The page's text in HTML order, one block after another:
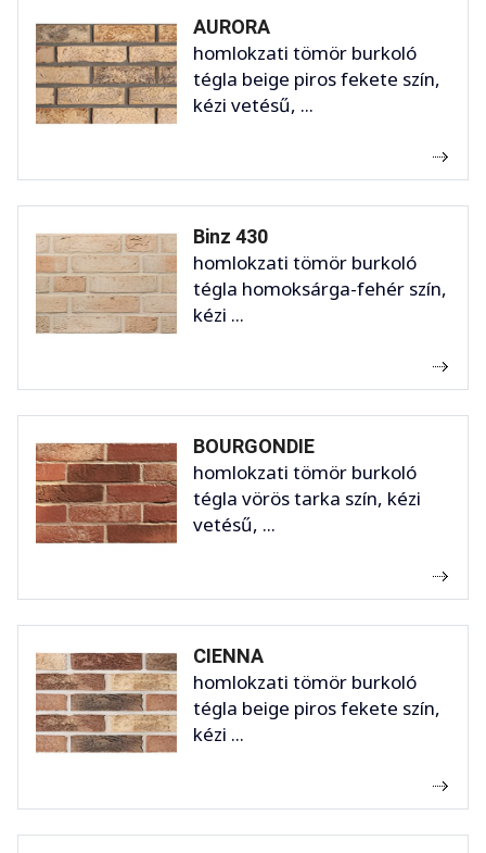
AURORA
homlokzati tömör burkoló
tégla beige piros fekete szín,
kézi vetésű, ...
Binz 430
homlokzati tömör burkoló
tégla homoksárga-fehér szín,
kézi ...
BOURGONDIE
homlokzati tömör burkoló
tégla vörös tarka szín, kézi
vetésű, ...
CIENNA
homlokzati tömör burkoló
tégla beige piros fekete szín,
kézi ...